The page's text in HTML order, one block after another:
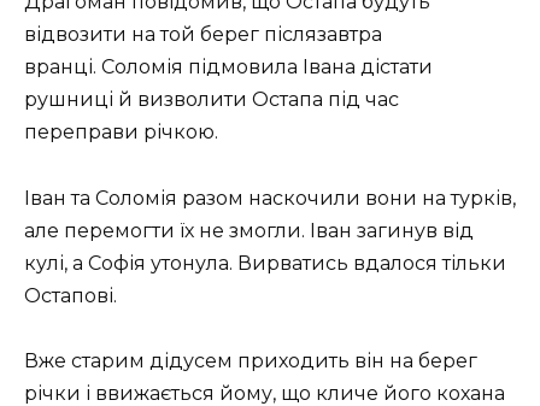
відвозити на той берег післязавтра
вранці. Соломія підмовила Івана дістати
рушниці й визволити Остапа під час
переправи річкою.
Іван та Соломія разом наскочили вони на турків,
але перемогти їх не змогли. Іван загинув від
кулі, а Софія утонула. Вирватись вдалося тільки
Остапові.
Вже старим дідусем приходить він на берег
річки і ввижається йому, що кличе його кохана